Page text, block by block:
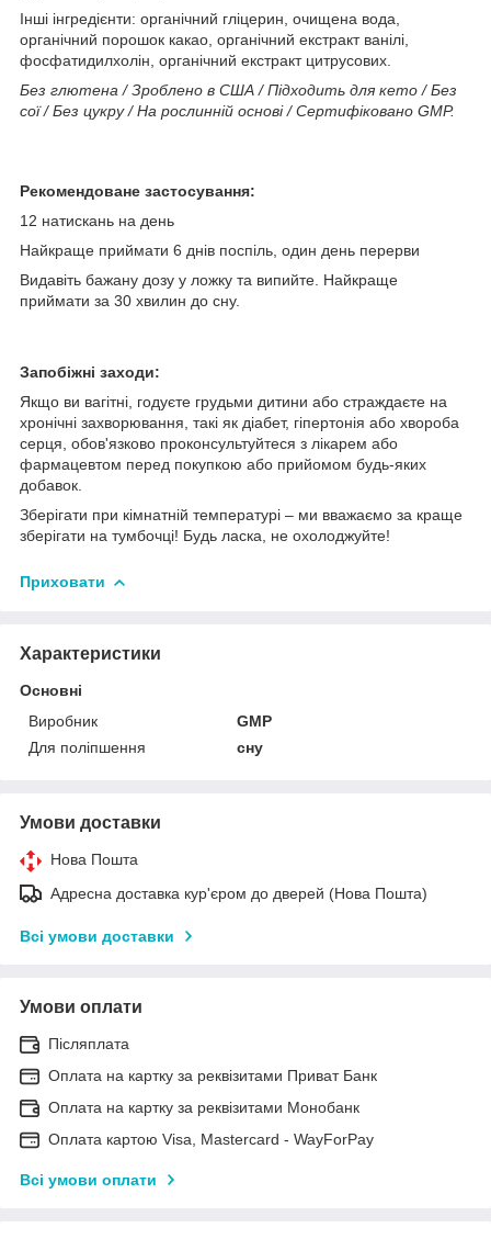
Інші інгредієнти: органічний гліцерин, очищена вода,
органічний порошок какао, органічний екстракт ванілі,
фосфатидилхолін, органічний екстракт цитрусових.
Без глютена / Зроблено в США / Підходить для кето / Без
сої / Без цукру / На рослинній основі / Сертифіковано GMP.
Рекомендоване застосування:
12 натискань на день
Найкраще приймати 6 днів поспіль, один день перерви
Видавіть бажану дозу у ложку та випийте. Найкраще
приймати за 30 хвилин до сну.
Запобіжні заходи:
Якщо ви вагітні, годуєте грудьми дитини або страждаєте на
хронічні захворювання, такі як діабет, гіпертонія або хвороба
серця, обов'язково проконсультуйтеся з лікарем або
фармацевтом перед покупкою або прийомом будь-яких
добавок.
Зберігати при кімнатній температурі – ми вважаємо за краще
зберігати на тумбочці! Будь ласка, не охолоджуйте!
Приховати
Характеристики
Основні
Виробник
GMP
Для поліпшення
сну
Умови доставки
Нова Пошта
Адресна доставка кур'єром до дверей (Нова Пошта)
Всі умови доставки
Умови оплати
Післяплата
Оплата на картку за реквізитами Приват Банк
Оплата на картку за реквізитами Монобанк
Оплата картою Visa, Mastercard - WayForPay
Всі умови оплати